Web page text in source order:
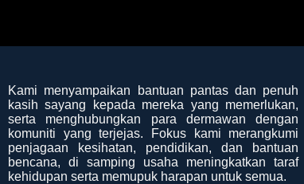
Kami menyampaikan bantuan pantas dan penuh
kasih sayang kepada mereka yang memerlukan,
serta menghubungkan para dermawan dengan
komuniti yang terjejas. Fokus kami merangkumi
penjagaan kesihatan, pendidikan, dan bantuan
bencana, di samping usaha meningkatkan taraf
kehidupan serta memupuk harapan untuk semua.